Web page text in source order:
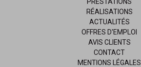
RÉALISATIONS
ACTUALITÉS
OFFRES D'EMPLOI
AVIS CLIENTS
CONTACT
MENTIONS LÉGALES